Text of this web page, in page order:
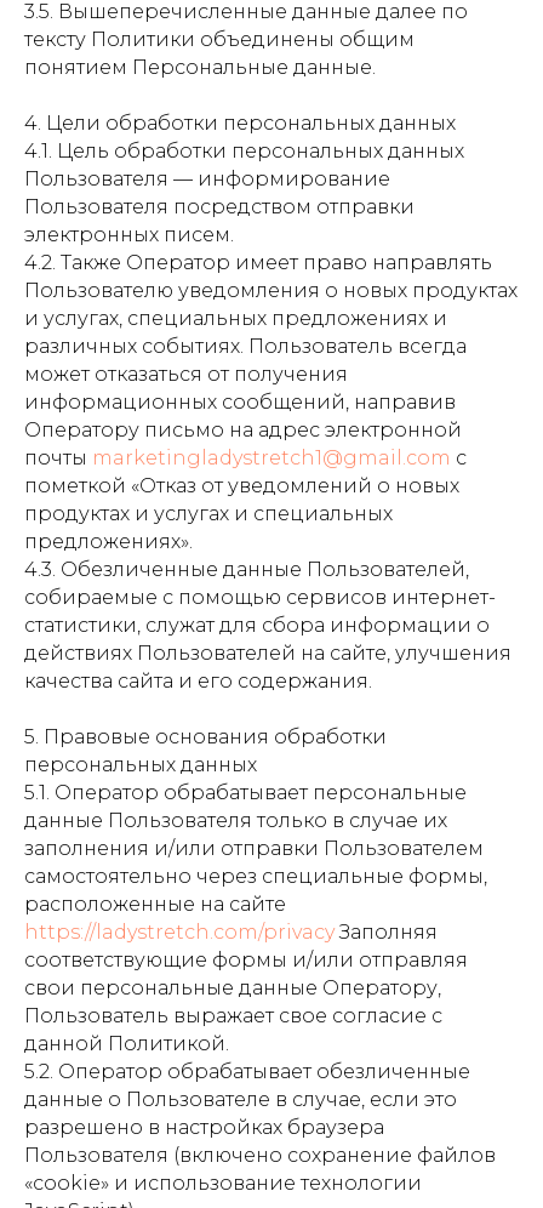
3.5. Вышеперечисленные данные далее по
тексту Политики объединены общим
понятием Персональные данные.
4. Цели обработки персональных данных
4.1. Цель обработки персональных данных
Пользователя — информирование
Пользователя посредством отправки
электронных писем.
4.2. Также Оператор имеет право направлять
Пользователю уведомления о новых продуктах
и услугах, специальных предложениях и
различных событиях. Пользователь всегда
может отказаться от получения
информационных сообщений, направив
Оператору письмо на адрес электронной
почты marketingladystretch1@gmail.com с
пометкой «Отказ от уведомлений о новых
продуктах и услугах и специальных
предложениях».
4.3. Обезличенные данные Пользователей,
собираемые с помощью сервисов интернет-
статистики, служат для сбора информации о
действиях Пользователей на сайте, улучшения
качества сайта и его содержания.
5. Правовые основания обработки
персональных данных
5.1. Оператор обрабатывает персональные
данные Пользователя только в случае их
заполнения и/или отправки Пользователем
самостоятельно через специальные формы,
расположенные на сайте
https://ladystretch.com/privacyЗаполняя
соответствующие формы и/или отправляя
свои персональные данные Оператору,
Пользователь выражает свое согласие с
данной Политикой.
5.2. Оператор обрабатывает обезличенные
данные о Пользователе в случае, если это
разрешено в настройках браузера
Пользователя (включено сохранение файлов
«cookie» и использование технологии